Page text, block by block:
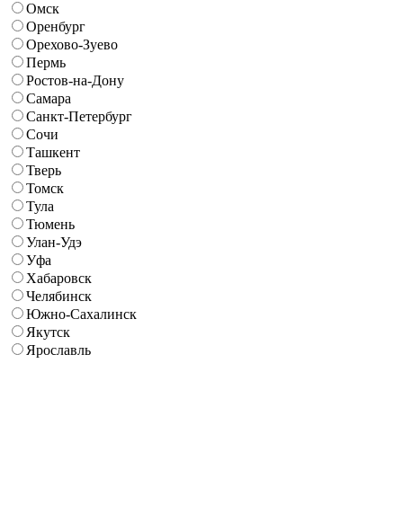
Омск
Оренбург
Орехово-Зуево
Пермь
Ростов-на-Дону
Самара
Санкт-Петербург
Сочи
Ташкент
Тверь
Томск
Тула
Тюмень
Улан-Удэ
Уфа
Хабаровск
Челябинск
Южно-Сахалинск
Якутск
Ярославль